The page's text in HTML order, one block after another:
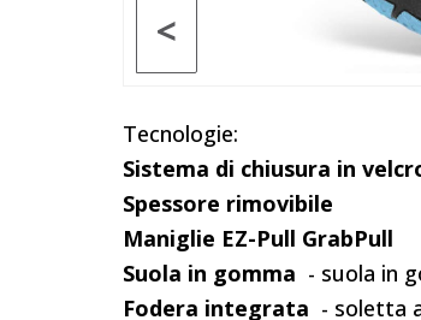
<
Tecnologie:
Sistema di chiusura in
Spessore rimovibile
Maniglie EZ-Pull GrabPull
Suola in gomma - suola in
Fodera integrata - soletta